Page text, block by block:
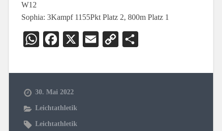
W12
Sophia: 3Kampf 1155Pkt Platz 2, 800m Platz 1
WhatsApp
Facebook
X EmailCopy
30. Mai 2022
Leichtathletik
Leichtathletik